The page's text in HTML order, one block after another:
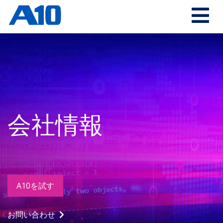
会社情報
A10を試す
お問い合わせ